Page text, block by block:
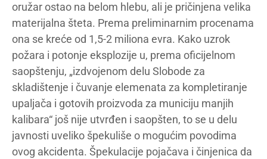
oružar ostao na belom hlebu, ali je pričinjena velika
materijalna šteta. Prema preliminarnim procenama
ona se kreće od 1,5-2 miliona evra. Kako uzrok
požara i potonje eksplozije u, prema oficijelnom
saopštenju, „izdvojenom delu Slobode za
skladištenje i čuvanje elemenata za kompletiranje
upaljača i gotovih proizvoda za municiju manjih
kalibara“ još nije utvrđen i saopšten, to se u delu
javnosti uveliko špekuliše o mogućim povodima
ovog akcidenta. Špekulacije pojačava i činjenica da